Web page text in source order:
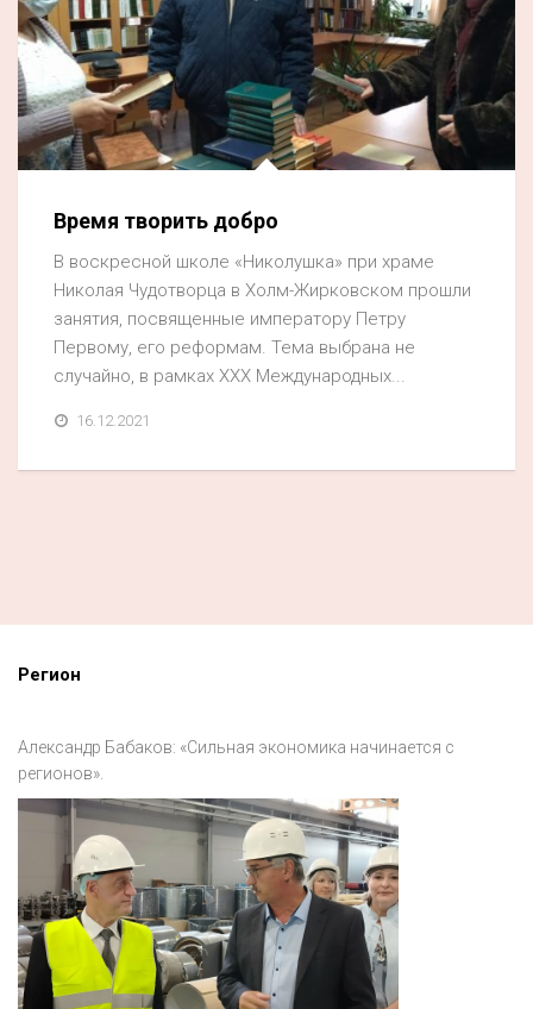
Время творить добро
В воскресной школе «Николушка» при храме
Николая Чудотворца в Холм-Жирковском прошли
занятия, посвященные императору Петру
Первому, его реформам. Тема выбрана не
случайно, в рамках ХХХ Международных...
16.12.2021
Регион
Александр Бабаков: «Сильная экономика начинается с
регионов».